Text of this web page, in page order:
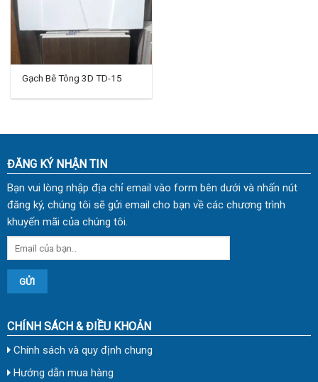
Gạch Bê Tông 3D TD-15
ĐĂNG KÝ NHẬN TIN
Bạn vui lòng nhập địa chỉ email vào form bên dưới và nhấn nút
đăng ký, chúng tôi sẽ gửi email cho bạn về các chương trình
khuyến mãi của chúng tôi.
CHÍNH SÁCH & ĐIỀU KHOẢN
Chính sách và quy định chung
Hướng dẫn mua hàng